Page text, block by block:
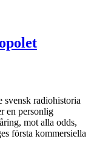
radiohistoria
en personlig
mot alla odds,
första kommersiella